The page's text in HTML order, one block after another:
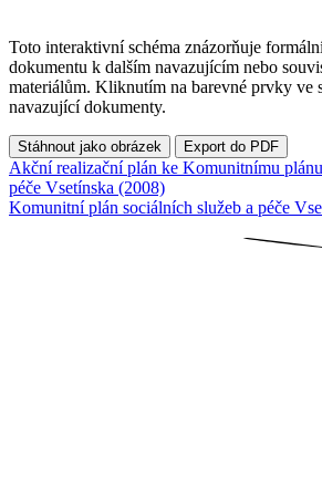
Toto interaktivní schéma znázorňuje
dokumentu k dalším navazujícím nebo
materiálům. Kliknutím na barevné prvky ve
navazující dokumenty.
Stáhnout jako obrázek Export do PDF
Akční realizační plán ke Komunitnímu
péče Vsetínska (2008)
Komunitní plán sociálních služeb a péče